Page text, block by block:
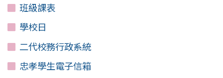
班級課表
學校日
二代校務行政系統
忠孝學生電子信箱